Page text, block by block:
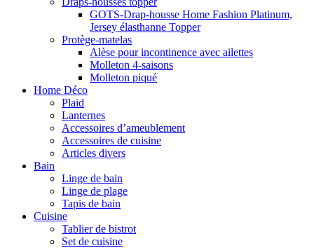
GOTS-Drap-housse Home Fashion Platinum,
Jersey élasthanne Topper
Protège-matelas
Alèse pour incontinence avec ailettes
Molleton 4-saisons
Molleton piqué
Home Déco
Plaid
Lanternes
Accessoires d’ameublement
Accessoires de cuisine
Articles divers
Bain
Linge de bain
Linge de plage
Tapis de bain
Cuisine
Tablier de bistrot
Set de cuisine